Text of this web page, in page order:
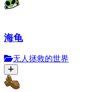
海龟
无人拯救的世界